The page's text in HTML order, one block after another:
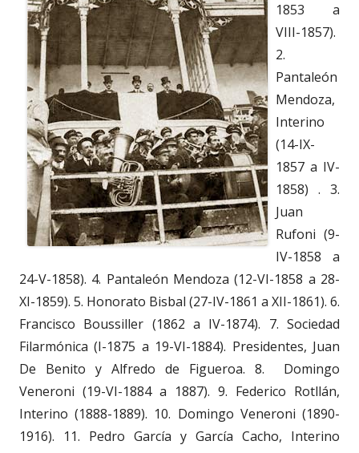
1853 a
VIII-1857).
2.
Pantaleón
Mendoza,
Interino
(14-IX-
1857 a IV-
1858) . 3.
Juan
Rufoni (9-
IV-1858 a
24-V-1858). 4. Pantaleón Mendoza (12-VI-1858 a 28-
XI-1859). 5. Honorato Bisbal (27-IV-1861 a XII-1861). 6.
Francisco Boussiller (1862 a IV-1874). 7. Sociedad
Filarmónica (I-1875 a 19-VI-1884). Presidentes, Juan
De Benito y Alfredo de Figueroa. 8. Domingo
Veneroni (19-VI-1884 a 1887). 9. Federico Rotllán,
Interino (1888-1889). 10. Domingo Veneroni (1890-
1916). 11. Pedro García y García Cacho, Interino